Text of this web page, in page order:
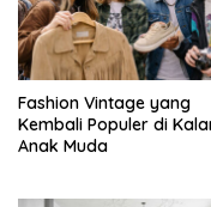
Fashion Vintage yang
Kembali Populer di
Anak Muda